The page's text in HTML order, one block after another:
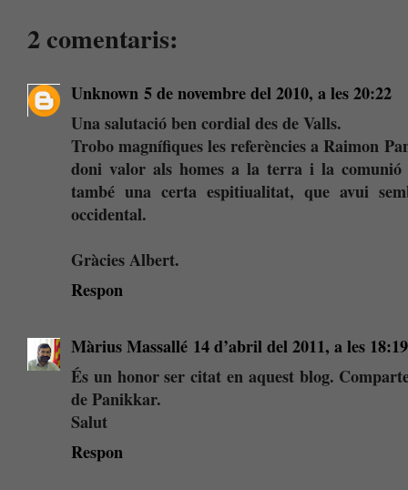
2 comentaris:
Unknown 5 de novembre del 2010, a les 20:22
Una salutació ben cordial des de Valls.
Trobo magnífiques les referències a Raimon
doni valor als homes a la terra i la
també una certa espitiualitat, que avui
occidental.
Gràcies Albert.
Respon
Màrius Massallé 14 d’abril del 2011, a les 18:19
És un honor ser citat en aquest blog.
de Panikkar.
Salut
Respon